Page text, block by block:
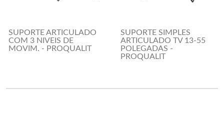
SUPORTE ARTICULADO
COM 3 NIVEIS DE
MOVIM. - PROQUALIT
SUPORTE SIMPLES
ARTICULADO TV 13-55
POLEGADAS -
PROQUALIT